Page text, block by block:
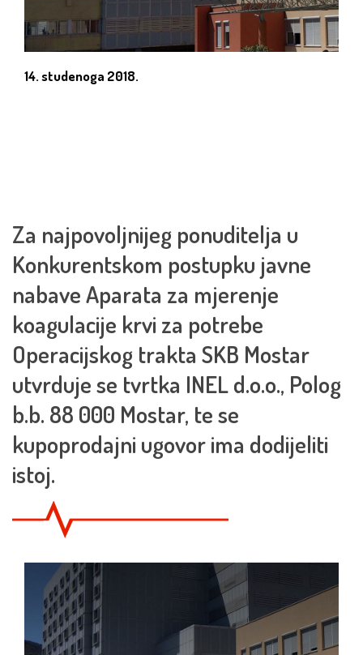
14. studenoga 2018.
Za najpovoljnijeg ponuditelja u
Konkurentskom postupku javne
nabave Aparata za mjerenje
koagulacije krvi za potrebe
Operacijskog trakta SKB Mostar
utvrduje se tvrtka INEL d.o.o., Polog
b.b. 88 000 Mostar, te se
kupoprodajni ugovor ima dodijeliti
istoj.